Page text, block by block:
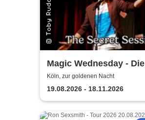
Magic Wednesday - Die
Secret Session
Köln, zur goldenen Nacht
19.08.2026 - 18.11.2026